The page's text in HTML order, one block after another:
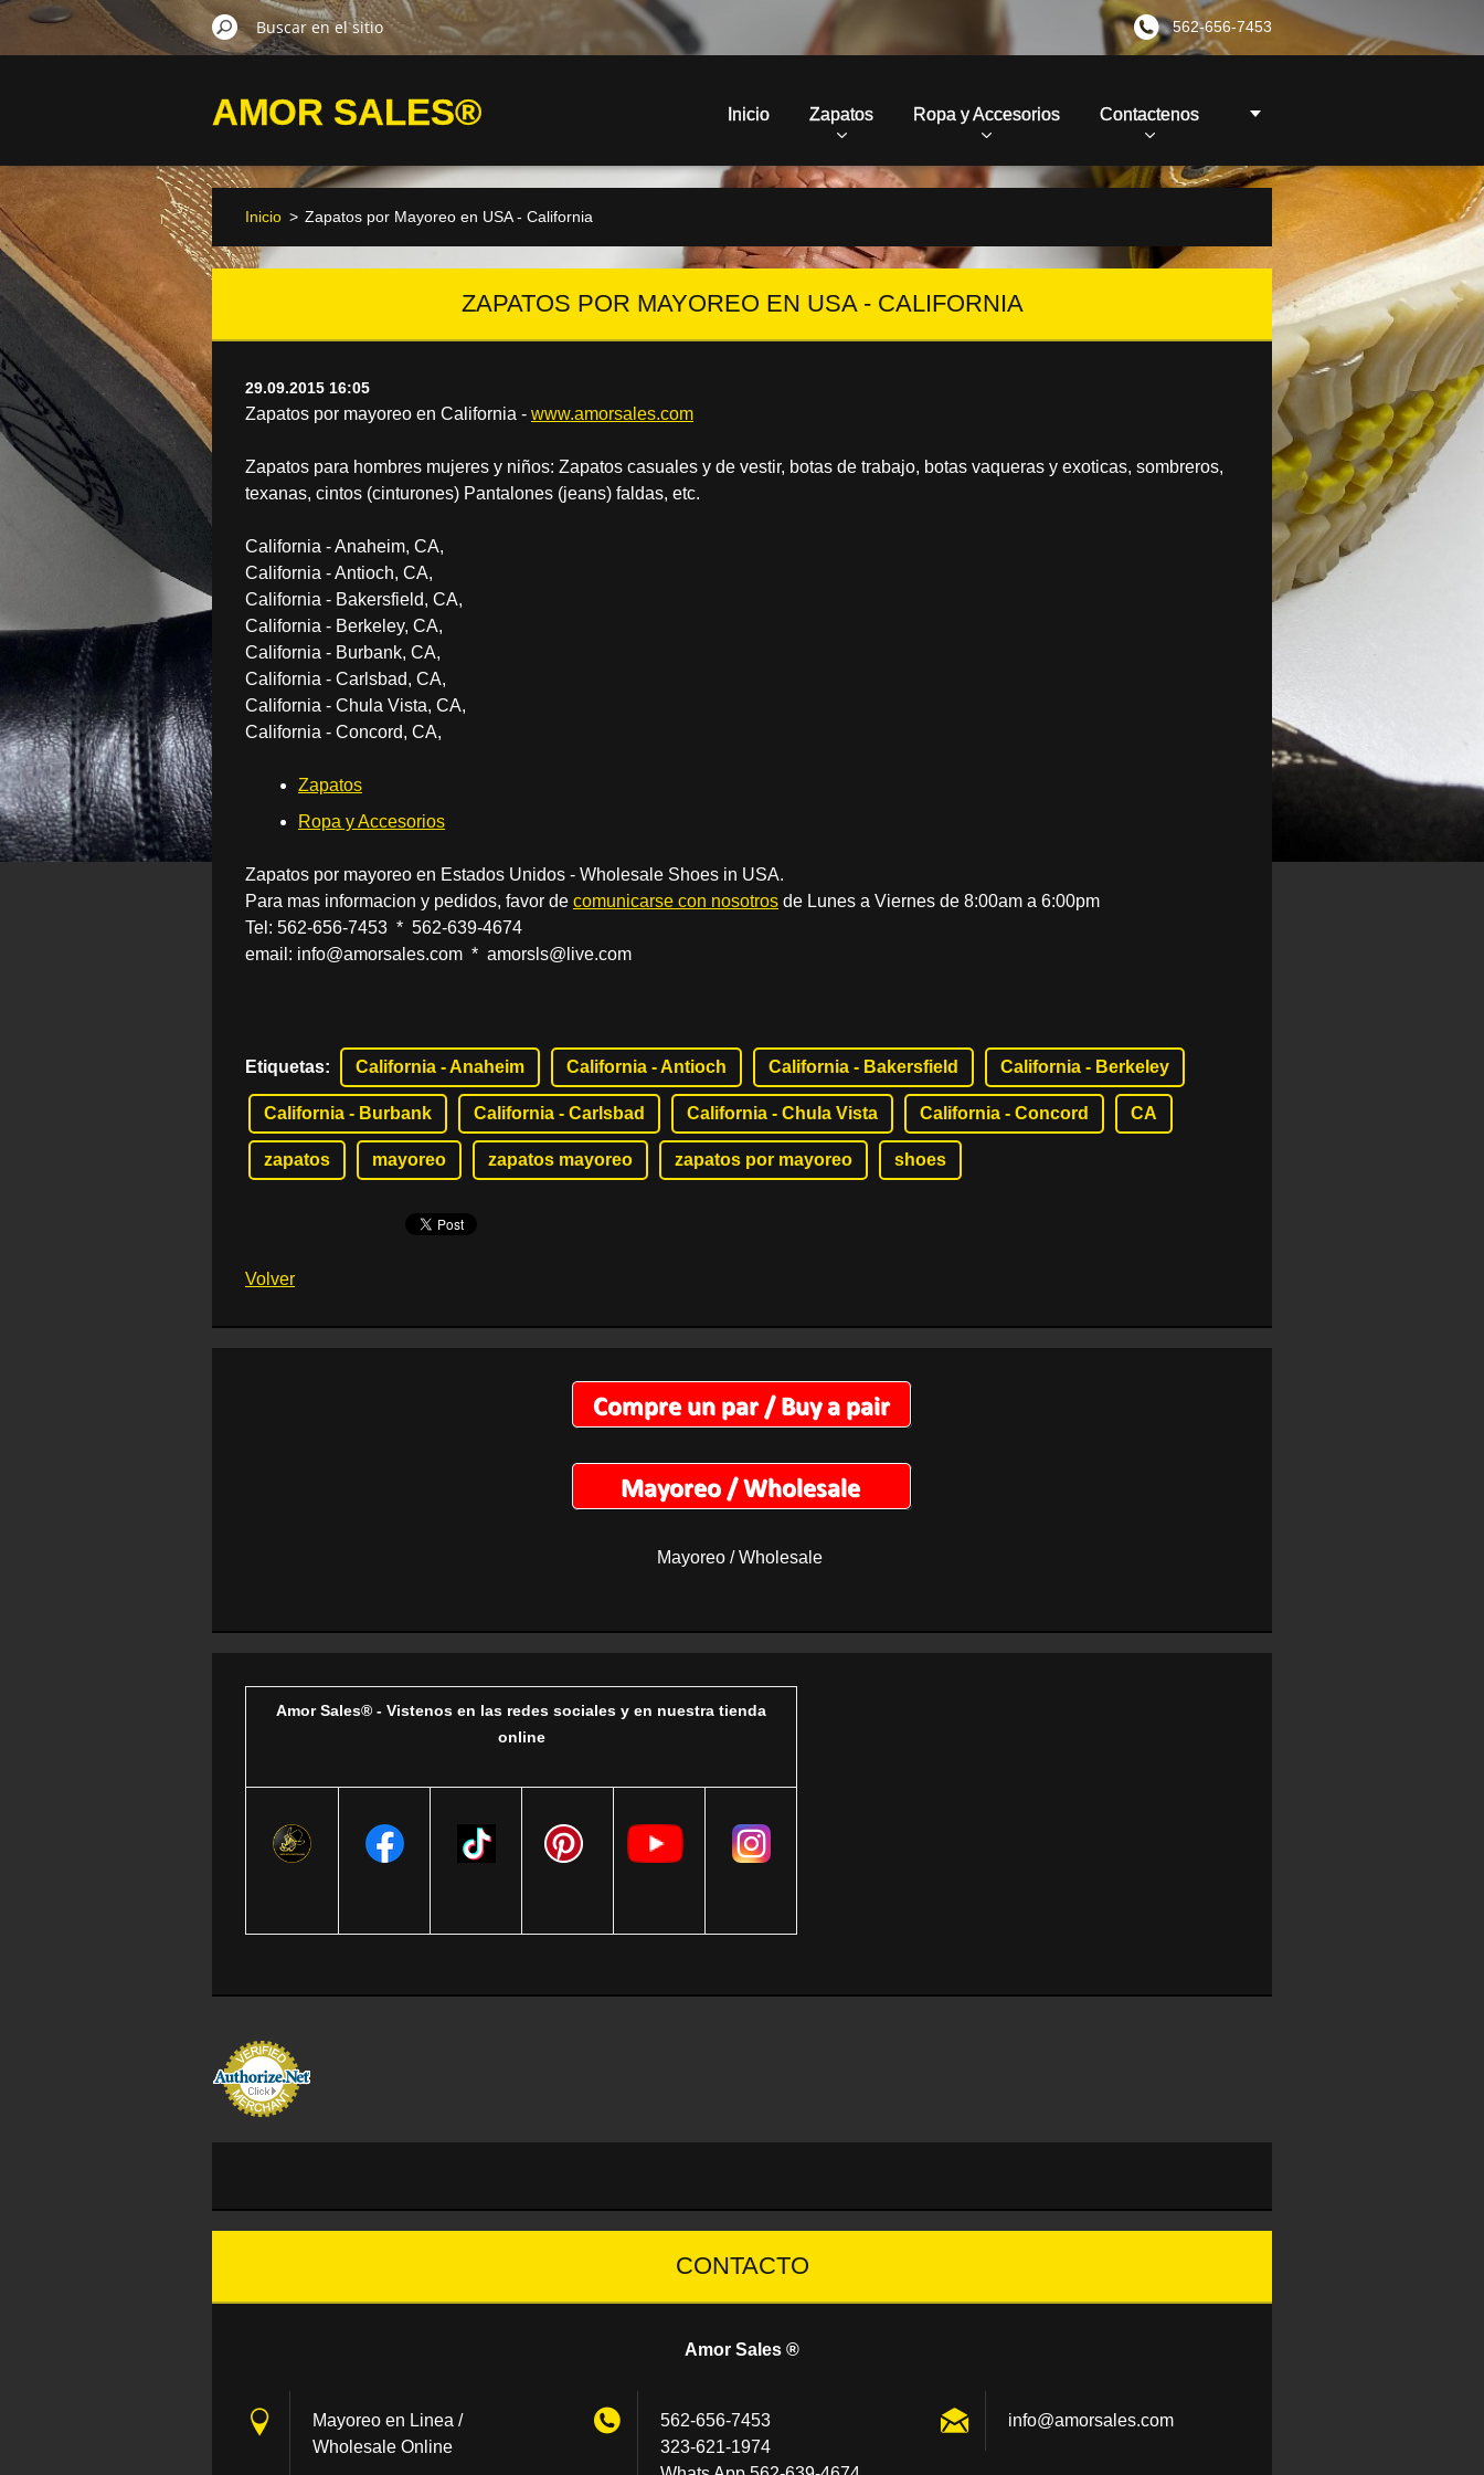
562-656-7453
AMOR SALES® Inicio Zapatos Ropa y Accesorios Contactenos
Inicio > Zapatos por Mayoreo en USA - California
ZAPATOS POR MAYOREO EN USA - CALIFORNIA
29.09.2015 16:05
Zapatos por mayoreo en California - www.amorsales.com
Zapatos para hombres mujeres y niños: Zapatos casuales y de vestir, botas de trabajo, botas vaqueras y exoticas, sombreros,
texanas, cintos (cinturones) Pantalones (jeans) faldas, etc.
California - Anaheim, CA,
California - Antioch, CA,
California - Bakersfield, CA,
California - Berkeley, CA,
California - Burbank, CA,
California - Carlsbad, CA,
California - Chula Vista, CA,
California - Concord, CA,
Zapatos
Ropa y Accesorios
Zapatos por mayoreo en Estados Unidos - Wholesale Shoes in USA.
Para mas informacion y pedidos, favor de comunicarse con nosotros de Lunes a Viernes de 8:00am a 6:00pm
Tel: 562-656-7453 * 562-639-4674
email: info@amorsales.com * amorsls@live.com
Etiquetas: California - Anaheim California - Antioch California - Bakersfield California - Berkeley
California - Burbank California - Carlsbad California - Chula Vista California - Concord CA
zapatos mayoreo zapatos mayoreo zapatos por mayoreo shoes
Volver
Mayoreo / Wholesale
Amor Sales® - Vistenos en las redes sociales y en nuestra tienda
online
CONTACTO
Amor Sales ®
Mayoreo en Linea /
Wholesale Online
562-656-7453
323-621-1974
info@amorsales.com